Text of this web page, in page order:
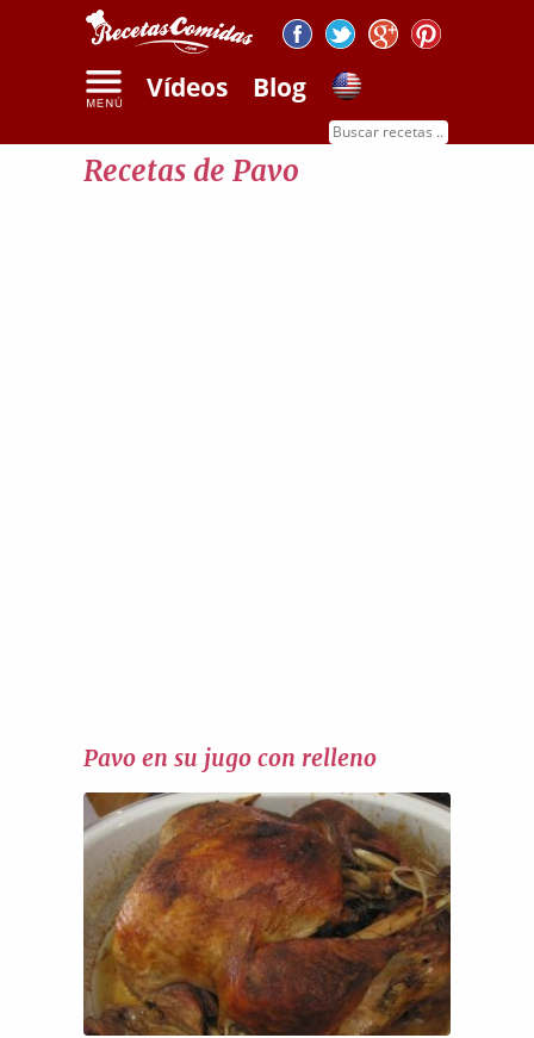
Vídeos Blog
Recetas de Pavo
Pavo en su jugo con relleno